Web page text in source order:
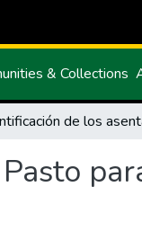
& Collections